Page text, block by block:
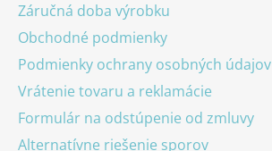
Záručná doba výrobku
Obchodné podmienky
Podmienky ochrany osobných údajov
Vrátenie tovaru a reklamácie
Formulár na odstúpenie od zmluvy
Alternatívne riešenie sporov